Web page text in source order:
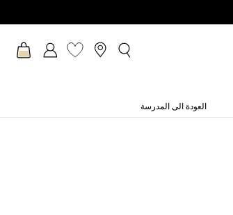
العودة الى المدرسة